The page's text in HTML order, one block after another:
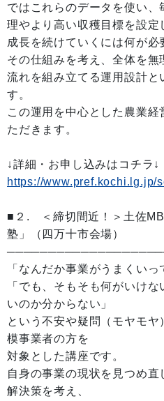
ではこれらのデータを使い
理やより高い収穫目標を設定
成長を続けていくには何が必
その仕組みを考え、全体を無
流れを組み立てる運用設計と
す。
この運用を中心とした農業
ただきます。
↓詳細・お申し込みはコチラ↓
https://www.pref.kochi.lg.jp/
■２. ＜締切間近！＞土佐
塾」（四万十市会場）
「なんだか事業がうまくいっ
「でも、そもそも何がいけ
いのか分からない」
という不安や疑問（モヤモ
模事業者の方を
対象とした講座です。
自身の事業の現状を見つめ
解決策を考え、